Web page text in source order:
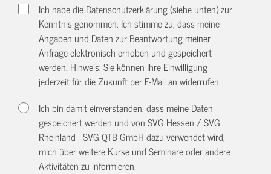
Ich habe die Datenschutzerklärung (siehe unten) zur
Kenntnis genommen. Ich stimme zu, dass meine
Angaben und Daten zur Beantwortung meiner
Anfrage elektronisch erhoben und gespeichert
werden. Hinweis: Sie können Ihre Einwilligung
jederzeit für die Zukunft per E-Mail anwiderrufen.
Ich bin damit einverstanden, dass meine Daten
gespeichert werden und von SVG Hessen / SVG
Rheinland - SVG QTB GmbH dazu verwendet wird,
mich über weitere Kurse und Seminare oder andere
Aktivitäten zu informieren.